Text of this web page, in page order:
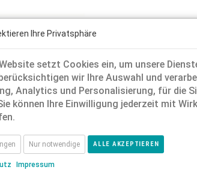
AGB Datenschutz
Ihre Privatsphäre
setzt Cookies ein, um unsere
wir Ihre Auswahl und
Analytics und Personalisierung, für die
können Ihre Einwilligung jederzeit mit
Nur notwendige ALLE AKZEPTIEREN
Impressum